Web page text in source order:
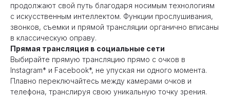
продолжают свой путь благодаря носимым технологиям
с искусственным интеллектом. Функции прослушивания,
звонков, съемки и прямой трансляции органично вписаны
в классическую оправу.
Прямая трансляция в социальные сети
Выбирайте прямую трансляцию прямо с очков в
Instagram* и Facebook*, не упуская ни одного момента.
Плавно переключайтесь между камерами очков и
телефона, транслируя свою уникальную точку зрения.